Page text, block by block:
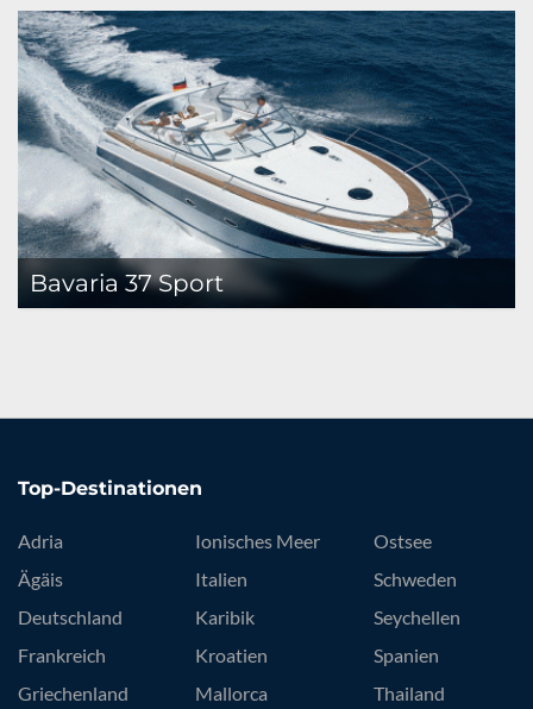
Bavaria 37 Sport
Top-Destinationen
Adria
Ägäis
Deutschland
Frankreich
Griechenland
Ionisches Meer
Italien
Karibik
Kroatien
Mallorca
Ostsee
Schweden
Seychellen
Spanien
Thailand